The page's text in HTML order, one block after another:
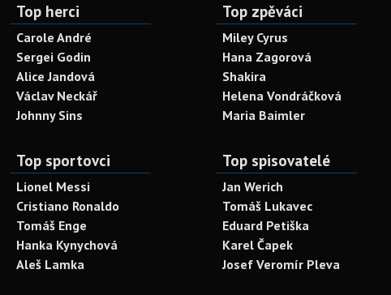
Top herci
Carole André
Sergei Godin
Alice Jandová
Václav Neckář
Johnny Sins
Top zpěváci
Miley Cyrus
Hana Zagorová
Shakira
Helena Vondráčková
Maria Baimler
Top sportovci
Lionel Messi
Cristiano Ronaldo
Tomáš Enge
Hanka Kynychová
Aleš Lamka
Top spisovatelé
Jan Werich
Tomáš Lukavec
Eduard Petiška
Karel Čapek
Josef Veromír Pleva